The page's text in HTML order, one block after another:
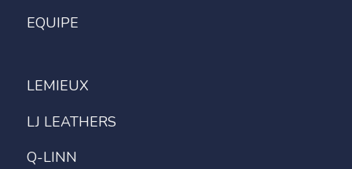
EQUIPE
LEMIEUX
LJ LEATHERS
Q-LINN